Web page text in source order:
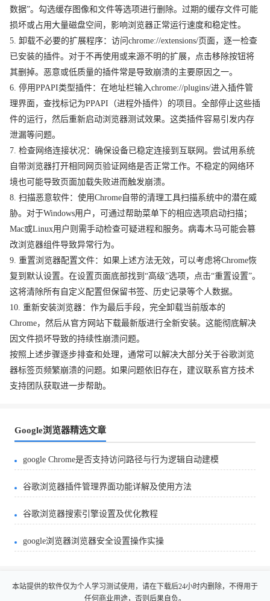
数据”。勾选缓存图像和文件等选项进行删除。过期的缓存文件可能
损坏或占用大量磁盘空间，影响浏览器正常运行速度和稳定性。
5. 卸载不必要的扩展程序：访问chrome://extensions/页面，逐一检查
已安装的插件。对于不再使用或来源不明的扩展，点击移除按钮将
其删掉。恶意或低质量的插件常是导致崩溃的主要原因之一。
6. 停用PPAPI类型插件：在地址栏输入chrome://plugins/进入插件管
理界面，查找标记为PPAPI（进程外插件）的项目。全部停止这些插
件的运行，然后重新启动浏览器测试效果。这类插件容易引发内存
泄漏等问题。
7. 检查网络连接状况：确保设备已稳定连接到互联网。尝试用系统
自带浏览器打开相同网页验证网络是否正常工作。不稳定的网络环
境也可能导致页面加载失败进而触发崩溃。
8. 扫描恶意软件：使用Chrome自带的清理工具扫描系统中的潜在威
胁。对于Windows用户，可通过帮助菜单下的相应选项启动扫描；
Mac或Linux用户则需手动检查可疑进程和服务。病毒木马可能会篡
改浏览器组件导致异常行为。
9. 重置浏览器配置文件：如果上述方法无效，可以考虑将Chrome恢
复到默认设置。在设置页面底部找到“高级”选项，点击“重置设置”。
这将清除所有自定义配置但保留书签、历史记录等个人数据。
10. 重新安装浏览器：作为最后手段，完全卸载当前版本的
Chrome，然后从官方网站下载最新版进行全新安装。这能彻底解决
因文件损坏导致的持续性崩溃问题。
按照上述步骤逐步排查和处理，通常可以解决大部分关于谷歌浏览
器标签页频繁崩溃的问题。如果问题依旧存在，建议联系官方技术
支持团队获取进一步帮助。
Google浏览器精选文章
google Chrome是否支持访问路径与行为逻辑自动建模
谷歌浏览器插件管理界面功能详解及使用方法
谷歌浏览器搜索引擎设置及优化教程
google浏览器浏览器安全设置操作实操
本站提供的软件仅为个人学习测试使用，请在下载后24小时内删除，不得用于
任何商业用途，否则后果自负。